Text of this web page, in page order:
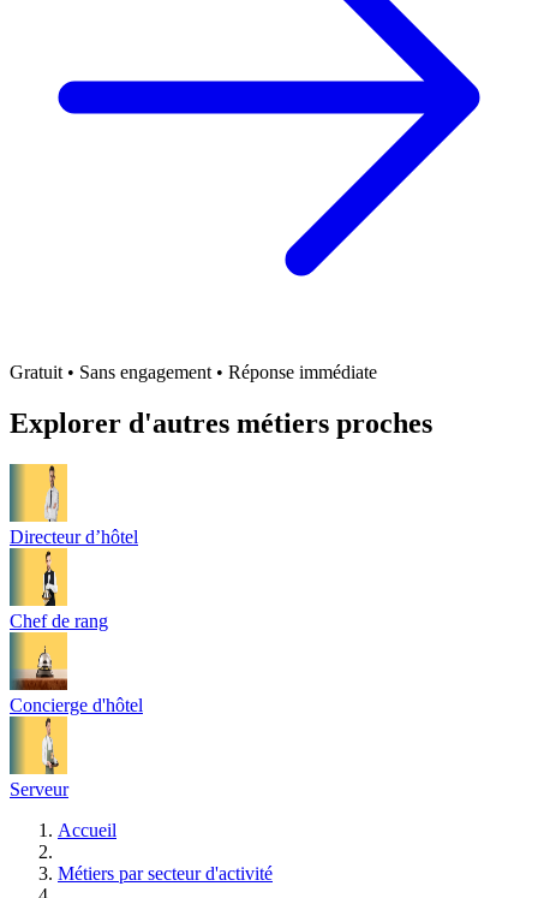
Gratuit • Sans engagement • Réponse immédiate
Explorer d'autres métiers proches
Directeur d’hôtel
Chef de rang
Concierge d'hôtel
Serveur
Accueil
Métiers par secteur d'activité